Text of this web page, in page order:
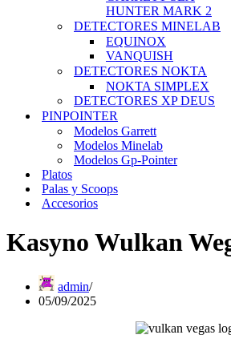
HUNTER MARK 2
DETECTORES MINELAB
EQUINOX
VANQUISH
DETECTORES NOKTA
NOKTA SIMPLEX
DETECTORES XP DEUS
PINPOINTER
Modelos Garrett
Modelos Minelab
Modelos Gp-Pointer
Platos
Palas y Scoops
Accesorios
Kasyno Wulkan
admin
05/09/2025